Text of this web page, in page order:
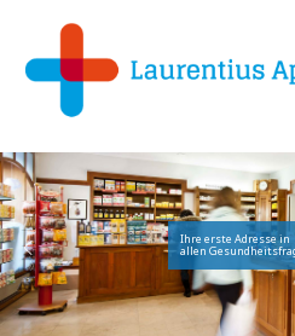
Ihre erste Adresse in
allen